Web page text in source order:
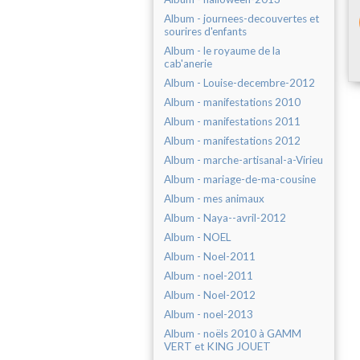
Album - journees-decouvertes et
sourires d'enfants
Album - le royaume de la
cab'anerie
Album - Louise-decembre-2012
Album - manifestations 2010
Album - manifestations 2011
Album - manifestations 2012
Album - marche-artisanal-a-Virieu
Album - mariage-de-ma-cousine
Album - mes animaux
Album - Naya--avril-2012
Album - NOEL
Album - Noel-2011
Album - noel-2011
Album - Noel-2012
Album - noel-2013
Album - noëls 2010 à GAMM
VERT et KING JOUET